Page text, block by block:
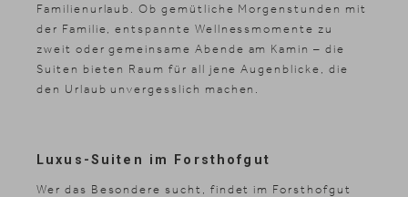
News & Stories
Familienurlaub. Ob gemütliche Morgenstunden mit
der Familie, entspannte Wellnessmomente zu
zweit oder gemeinsame Abende am Kamin – die
Suiten bieten Raum für all jene Augenblicke, die
den Urlaub unvergesslich machen.
Luxus-Suiten im Forsthofgut
Wer das Besondere sucht, findet im Forsthofgut